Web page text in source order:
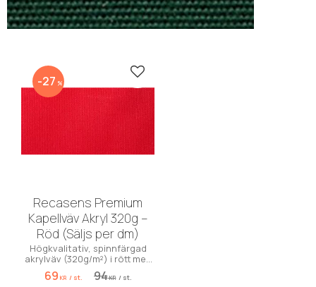
Recasens Premium
Kapellväv Akryl 320g –
Röd (Säljs per dm)
Högkvalitativ, spinnfärgad
akrylväv (320g/m²) i rött med
maximal färgäkthet och PU-
coating. Premium!
69 KR / st. 94KR / st.
27 % Zu Favoriten hinzufügen